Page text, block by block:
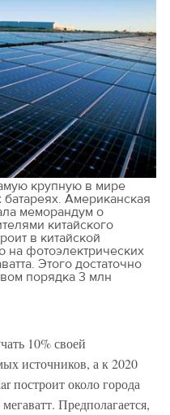
крупную в мире
Американская
меморандум о
китайского
в китайской
на фотоэлектрических
Этого достаточно
порядка 3 млн
10% своей
источников, а к 2020
построит около города
Предполагается,